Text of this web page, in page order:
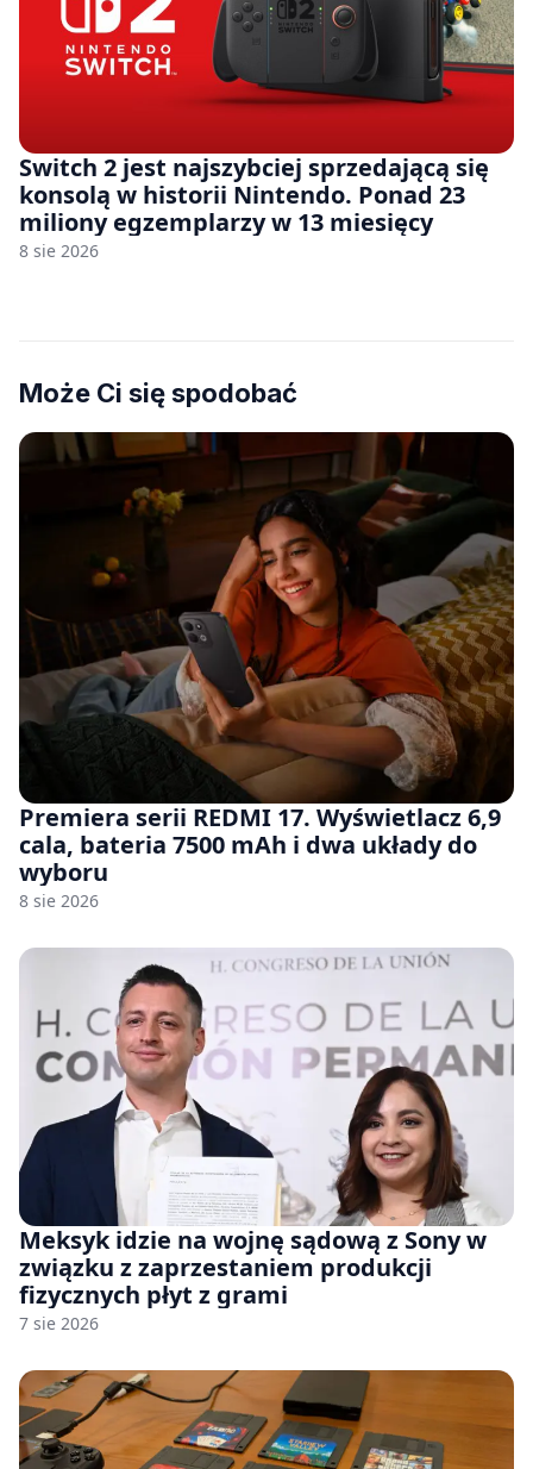
Switch 2 jest najszybciej sprzedającą się
konsolą w historii Nintendo. Ponad 23
miliony egzemplarzy w 13 miesięcy
8 sie 2026
Może Ci się spodobać
Premiera serii REDMI 17. Wyświetlacz 6,9
cala, bateria 7500 mAh i dwa układy do
wyboru
8 sie 2026
Meksyk idzie na wojnę sądową z Sony w
związku z zaprzestaniem produkcji
fizycznych płyt z grami
7 sie 2026